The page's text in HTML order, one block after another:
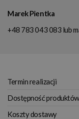
Marek Pientka
+48 783 043 083 lub
Termin realizacji
Dostępność produktów
Koszty dostawy